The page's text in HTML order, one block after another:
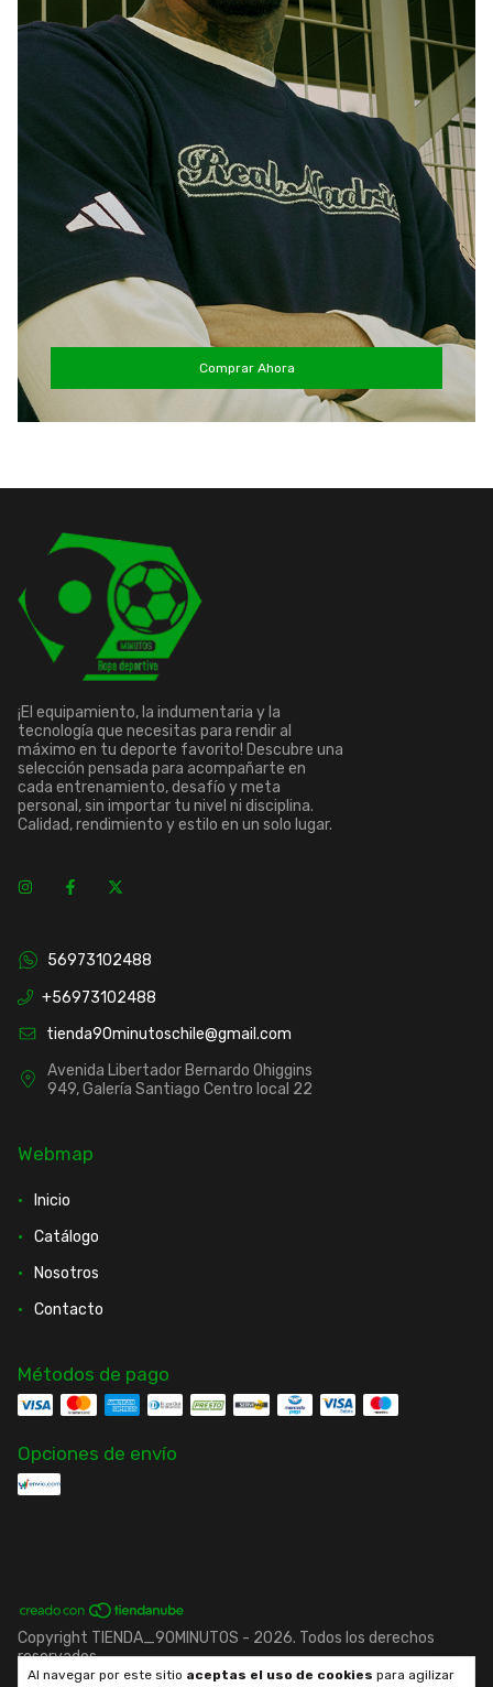
Al navegar por este sitio aceptas el uso de cookies para agilizar
Comprar Ahora
¡El equipamiento, la indumentaria y la
tecnología que necesitas para rendir al
máximo en tu deporte favorito! Descubre una
selección pensada para acompañarte en
cada entrenamiento, desafío y meta
personal, sin importar tu nivel ni disciplina.
Calidad, rendimiento y estilo en un solo lugar.
56973102488
+56973102488
tienda90minutoschile@gmail.com
Avenida Libertador Bernardo Ohiggins
949, Galería Santiago Centro local 22
Webmap
Inicio
Catálogo
Nosotros
Contacto
Métodos de pago
Opciones de envío
Copyright TIENDA_90MINUTOS - 2026. Todos los derechos
reservados.